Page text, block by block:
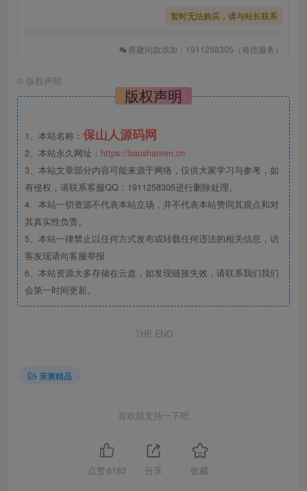
暂时无法购买，请与站长联系
搭建同款添加：1911258305（有偿服务）
© 版权声明
版权声明
1、本站名称： 保山人源码网
2、本站永久网址： https://baoshanren.cn
3、本站文章部分内容可能来源于网络，仅供大家学习与参考，如
有侵权，请联系客服QQ：1911258305进行删除处理。
4、本站一切资源不代表本站立场，并不代表本站赞同其观点和对
其真实性负责。
5、本站一律禁止以任何方式发布或转载任何违法的相关信息，访
客发现请向客服举报
6、本站资源大多存储在云盘，如发现链接失效，请联系我们我们
会第一时间更新。
THE END
亲测精品
喜欢就支持一下吧
点赞 6183 分享 收藏